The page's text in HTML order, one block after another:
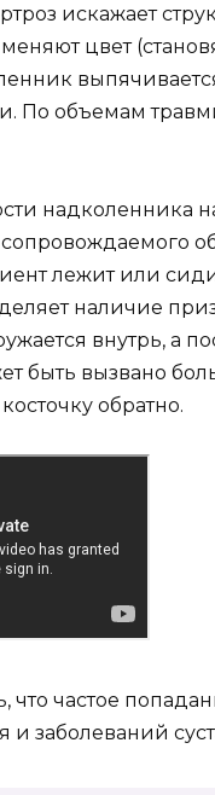
искажает
цвет
По объемам
надколенника
сопровождаемого
лежит или
наличие
внутрь, а
быть вызвано
обратно.
частое
заболеваний